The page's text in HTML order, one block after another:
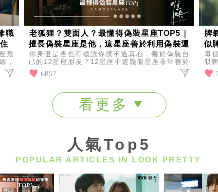
職
最
，
老狐狸？雙面人？最懂得偽裝星座TOP5｜
擅長偽裝星座是他，這星座善於利用偽裝運
籌帷幄！
你身邊是否也有總讓你摸不透真心，善於偽裝自
己的12星座朋友？12星座中這幾個星座非常善於
偽裝，感覺就像戴上了假面一般，快來看看有哪幾
個12星座上榜吧
6857
脾
似
善
每
似
的
氣
看更多
人氣Top5
POPULAR ARTICLES IN LOOK PRETTY